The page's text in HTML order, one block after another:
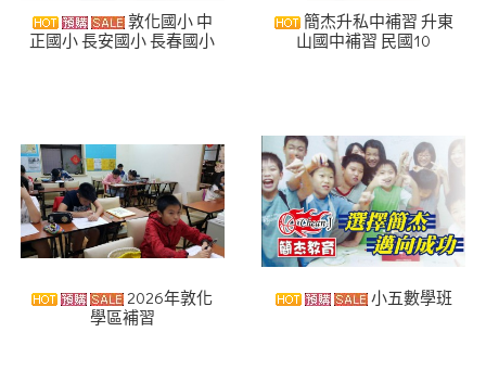
敦化國小 中
正國小 長安國小 長春國小
簡杰升私中補習 升東
山國中補習 民國10
2026年敦化
學區補習
小五數學班